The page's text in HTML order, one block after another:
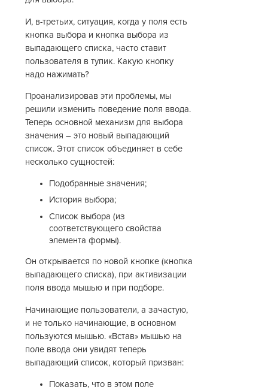
И, в-третьих, ситуация, когда у поля есть
кнопка выбора и кнопка выбора из
выпадающего списка, часто ставит
пользователя в тупик. Какую кнопку
надо нажимать?
Проанализировав эти проблемы, мы
решили изменить поведение поля ввода.
Теперь основной механизм для выбора
значения – это новый выпадающий
список. Этот список объединяет в себе
несколько сущностей:
Подобранные значения;
История выбора;
Список выбора (из
соответствующего свойства
элемента формы).
Он открывается по новой кнопке (кнопка
выпадающего списка), при активизации
поля ввода мышью и при подборе.
Начинающие пользователи, а зачастую,
и не только начинающие, в основном
пользуются мышью. «Встав» мышью на
поле ввода они увидят теперь
выпадающий список, который призван:
Показать, что в этом поле